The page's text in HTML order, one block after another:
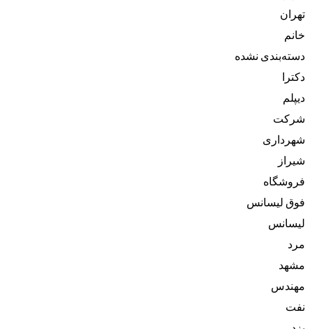
تهران
خانم
دسته‌بندی نشده
دکترا
دیپلم
شرکت
شهرداری
شیراز
فروشگاه
فوق لیسانس
لیسانس
مرد
مشهد
مهندس
نفت